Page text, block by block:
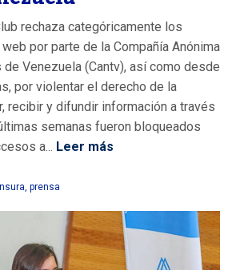
rechaza categóricamente los
por parte de la Compañía Anónima
Venezuela (Cantv), así como desde
por violentar el derecho de la
recibir y difundir información a través
semanas fueron bloqueados
a... Leer más
, prensa